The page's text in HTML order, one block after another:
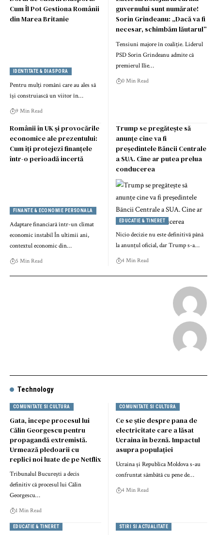
Cum Îl Pot Gestiona Românii
din Marea Britanie
IDENTITATE & DIASPORA
Pentru mulți români care au ales să
își construiască un viitor în…
9 Min Read
guvernului sunt numărate!
Sorin Grindeanu: „Dacă va fi
necesar, schimbăm lăutarul”
Tensiuni majore în coaliție. Liderul
PSD Sorin Grindeanu admite că
premierul Ilie…
0 Min Read
Românii în UK și provocările
economice ale prezentului:
Cum îți protejezi finanțele
într-o perioadă incertă
FINANTE & ECONOMIE PERSONALA
Adaptare financiară într-un climat
economic instabil În ultimii ani,
contextul economic din…
5 Min Read
Trump se pregătește să
anunțe cine va fi
președintele Băncii Centrale
a SUA. Cine ar putea prelua
conducerea
EDUCATIE & TINERET
Nicio decizie nu este definitivă până
la anunțul oficial, dar Trump s-a…
4 Min Read
Technology
COMUNITATE SI CULTURA
Gata, începe procesul lui
Călin Georgescu pentru
propagandă extremistă.
Urmează pledoarii cu
replici noi luate de pe Netflix
Tribunalul București a decis
definitiv că procesul lui Călin
Georgescu…
1 Min Read
COMUNITATE SI CULTURA
Ce se știe despre pana de
electricitate care a lăsat
Ucraina în beznă. Impactul
asupra populației
Ucraina și Republica Moldova s-au
confruntat sâmbătă cu pene de…
4 Min Read
EDUCATIE & TINERET STIRI SI ACTUALITATE